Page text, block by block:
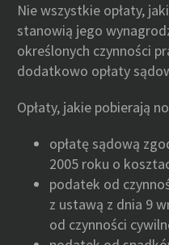
Nie wszystkie opłaty,
stanowią jego
określonych czynności
dodatkowo opłaty
Opłaty, jakie pobierają
opłatę sądową
2005 roku o
podatek od
z ustawą z dnia 9
od czynności